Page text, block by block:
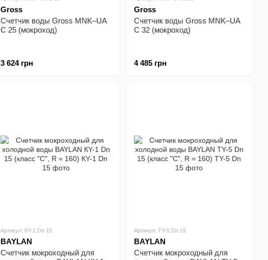
Gross
Счетчик воды Gross MNK–UA
C 25 (мокроход)
3 624 грн
Gross
Счетчик воды Gross MNK–UA
C 32 (мокроход)
4 485 грн
Артикул: КY-1 Dn 15
BAYLAN
Счетчик мокроходный для
Артикул: ТY-5 Dn 15
BAYLAN
Счетчик мокроходный для